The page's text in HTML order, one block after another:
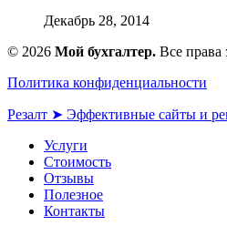
Декабрь 28, 2014
© 2026 Мой бухгалтер. Все
Политика конфиденциальности
Резалт ➤ Эффективные сайты и
Услуги
Стоимость
Отзывы
Полезное
Контакты